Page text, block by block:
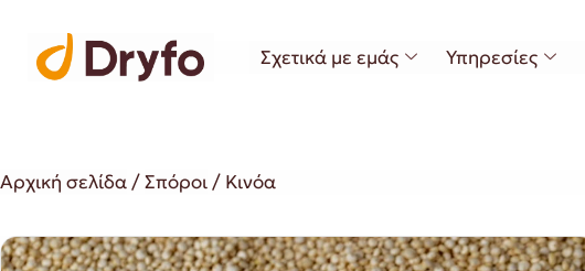
Σχετικά με εμάς Υπηρεσίες
Αρχική σελίδα/Σπόροι/ Κινόα